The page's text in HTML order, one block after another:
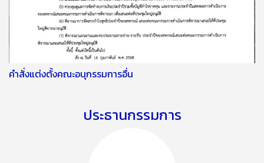
คำสั่งแต่งตั้งคณะอนุกรรมการอื่น
ประธานกรรมการ